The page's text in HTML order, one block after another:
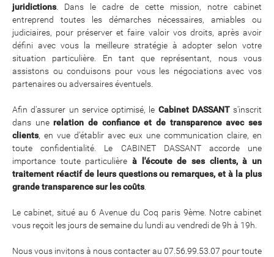
juridictions. Dans le cadre de cette mission, notre cabinet
entreprend toutes les démarches nécessaires, amiables ou
judiciaires, pour préserver et faire valoir vos droits, après avoir
défini avec vous la meilleure stratégie à adopter selon votre
situation particulière. En tant que représentant, nous vous
assistons ou conduisons pour vous les négociations avec vos
partenaires ou adversaires éventuels.
Afin d'assurer un service optimisé, le Cabinet DASSANTs'inscrit
dans unerelation de confiance et de transparence avec ses
clients, en vue d'établir avec eux une communication claire, en
toute confidentialité. Le CABINET DASSANT accorde une
importance toute particulière à l'écoute de ses clients, à un
traitement réactif de leurs questions ou remarques, et à la plus
grande transparence sur les coûts.
Le cabinet, situé au 6 Avenue du Coq paris 9ème. Notre cabinet
vous reçoit les jours de semaine du lundi au vendredi de 9h à 19h.
Nous vous invitons à nous contacter au 07.56.99.53.07 pour toute